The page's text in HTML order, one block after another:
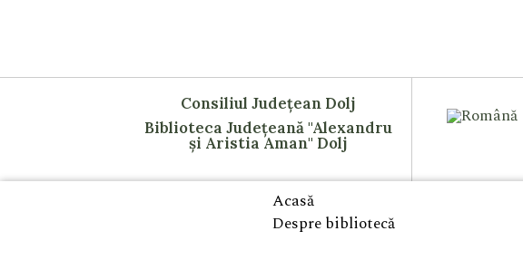
Consiliul Județean Dolj
Biblioteca Județeană "Alexandru
și Aristia Aman" Dolj
Acasă
Despre bibliotecă